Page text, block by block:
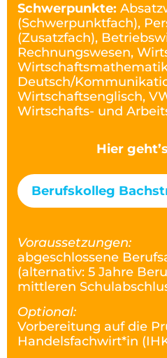
Schwerpunkte:
(Schwerpunktfach),
(Zusatzfach),
Rechnungswesen,
Deutsch/
Wirtschaftsenglisch,
Wirtschafts- und
Hier
Berufskolleg
Voraussetzungen:
abgeschlossene
(alternativ: 5 Jahre
mittleren
Optional:
Vorbereitung auf die
Handelsfachwirt*in